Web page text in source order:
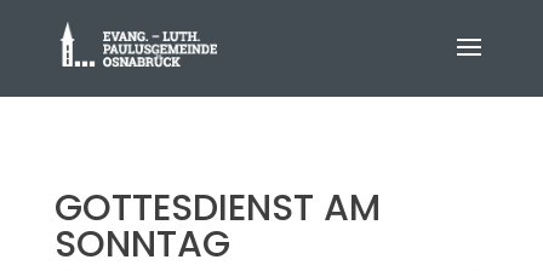
GOTTESDIENST AM
SONNTAG